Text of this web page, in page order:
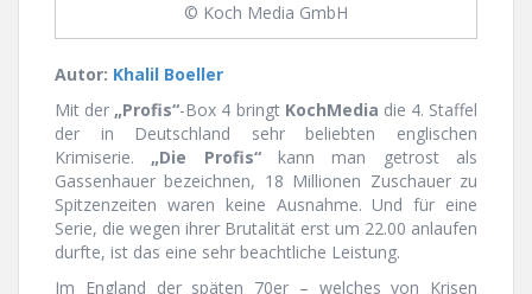
© Koch Media GmbH
Autor: Khalil Boeller
Mit der „Profis“-Box 4 bringt KochMedia die 4. Staffel
der in Deutschland sehr beliebten englischen
Krimiserie. „Die Profis“kann man getrost als
Gassenhauer bezeichnen, 18 Millionen Zuschauer zu
Spitzenzeiten waren keine Ausnahme. Und für eine
Serie, die wegen ihrer Brutalität erst um 22.00 anlaufen
durfte, ist das eine sehr beachtliche Leistung.
Im England der späten 70er – welches von Krisen